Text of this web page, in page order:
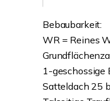
Bebaubarkeit:
WR = Reines
1-geschossige
Satteldach 25